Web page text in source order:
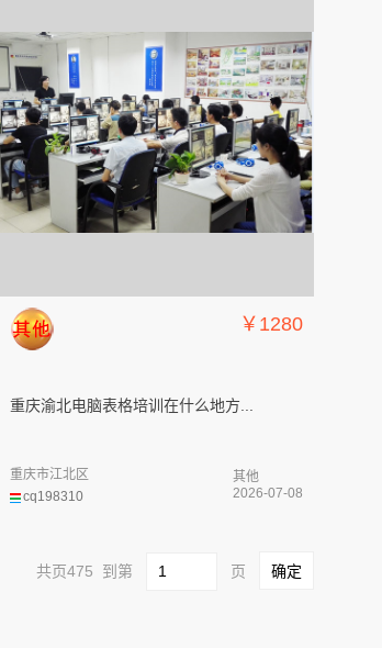
￥1280
重庆渝北电脑表格培训在什么地方...
cq198310
重庆市江北区
其他
2026-07-08
共页475 到第 页